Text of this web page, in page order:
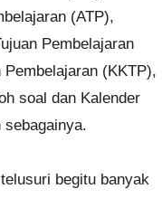
(ATP),
Pembelajaran
(KKTP),
soal dan Kalender
sebagainya.
begitu banyak